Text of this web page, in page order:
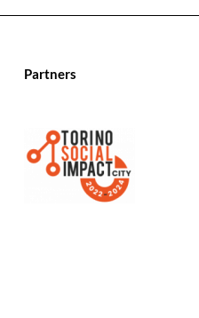
Partners